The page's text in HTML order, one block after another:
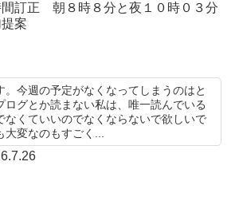
訂正 朝８時８分と夜１０時０３分
案
。今週の予定がなくなってしまうのはと
ログとか読まない私は、唯一読んでいる
なくていいのでなくならないで欲しいで
変なのもすごく...